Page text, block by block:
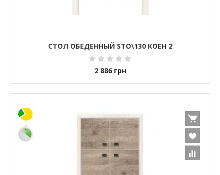
СТОЛ ОБЕДЕННЫЙ STO\130 КОЕН 2
2 886 грн